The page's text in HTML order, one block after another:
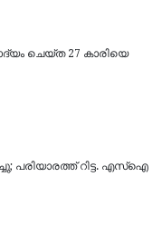
ചെയ്ത 27 കാരിയെ
പരിയാരത്ത് റിട്ട. എസ്ഐ